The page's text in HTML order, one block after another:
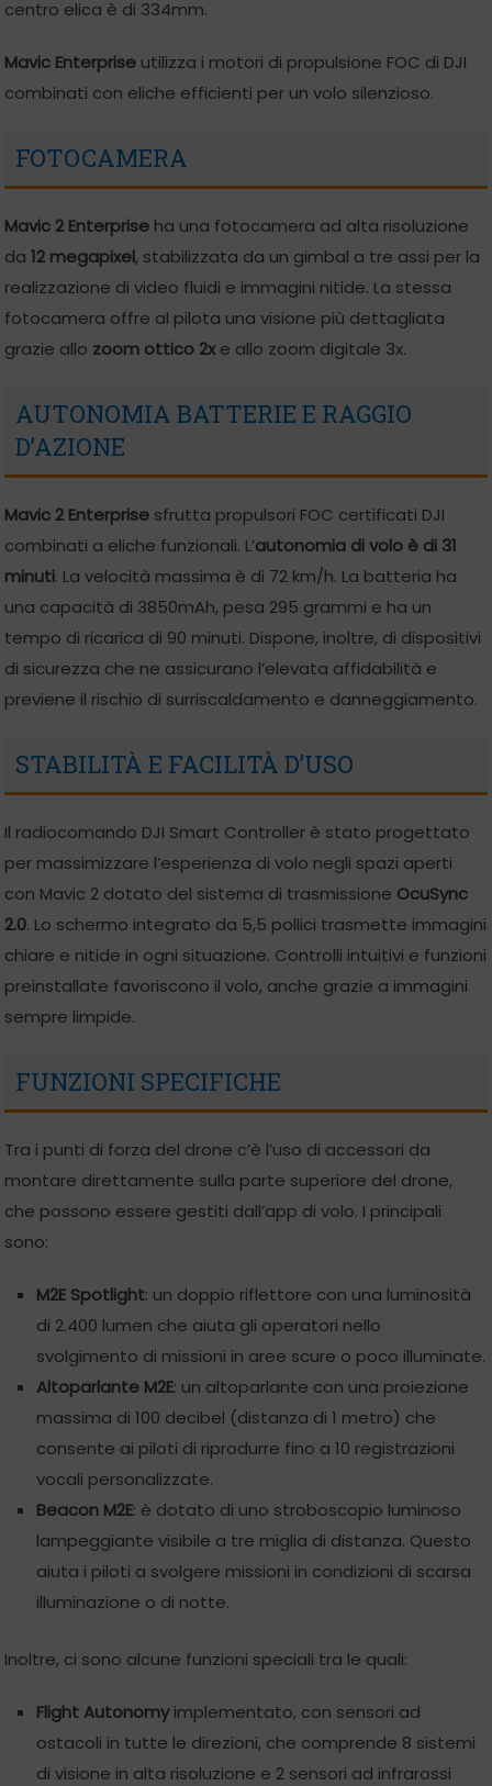
centro elica è di 334mm.
Mavic Enterprise utilizza i motori di propulsione FOC di DJI
combinati con eliche efficienti per un volo silenzioso.
FOTOCAMERA
Mavic 2 Enterprise ha una fotocamera ad alta risoluzione
da12 megapixel, stabilizzata da un gimbal a tre assi per la
realizzazione di video fluidi e immagini nitide. La stessa
fotocamera offre al pilota una visione più dettagliata
grazie allo zoom ottico 2xe allo zoom digitale 3x.
AUTONOMIA BATTERIE E RAGGIO
D’AZIONE
Mavic 2 Enterprise sfrutta propulsori FOC certificati DJI
combinati a eliche funzionali. L’autonomia di volo è di 31
minuti. La velocità massima è di 72 km/h. La batteria ha
una capacità di 3850mAh, pesa 295 grammi e ha un
tempo di ricarica di 90 minuti. Dispone, inoltre, di dispositivi
di sicurezza che ne assicurano l’elevata affidabilità e
previene il rischio di surriscaldamento e danneggiamento.
STABILITÀ E FACILITÀ D’USO
Il radiocomando DJI Smart Controller è stato progettato
per massimizzare l’esperienza di volo negli spazi aperti
con Mavic 2 dotato del sistema di trasmissione OcuSync
2.0. Lo schermo integrato da 5,5 pollici trasmette immagini
chiare e nitide in ogni situazione. Controlli intuitivi e funzioni
preinstallate favoriscono il volo, anche grazie a immagini
sempre limpide.
FUNZIONI SPECIFICHE
Tra i punti di forza del drone c’è l’uso di accessori da
montare direttamente sulla parte superiore del drone,
che possono essere gestiti dall’app di volo. I principali
sono:
M2E Spotlight: un doppio riflettore con una luminosità
di 2.400 lumen che aiuta gli operatori nello
svolgimento di missioni in aree scure o poco illuminate.
Altoparlante M2E: un altoparlante con una proiezione
massima di 100 decibel (distanza di 1 metro) che
consente ai piloti di riprodurre fino a 10 registrazioni
vocali personalizzate.
Beacon M2E: è dotato di uno stroboscopio luminoso
lampeggiante visibile a tre miglia di distanza. Questo
aiuta i piloti a svolgere missioni in condizioni di scarsa
illuminazione o di notte.
Inoltre, ci sono alcune funzioni speciali tra le quali:
Flight Autonomyimplementato, con sensori ad
ostacoli in tutte le direzioni, che comprende 8 sistemi
di visione in alta risoluzione e 2 sensori ad infrarossi